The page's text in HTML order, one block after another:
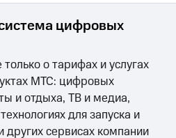
цифровых
о тарифах и услугах
МТС: цифровых
и отдыха, ТВ и медиа,
для запуска и
других сервисах компании